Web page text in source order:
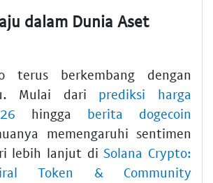
dalam Dunia Aset
terus berkembang dengan
Mulai dari prediksi harga
hingga berita dogecoin
memengaruhi sentimen
lebih lanjut diSolana Crypto:
Token & Community